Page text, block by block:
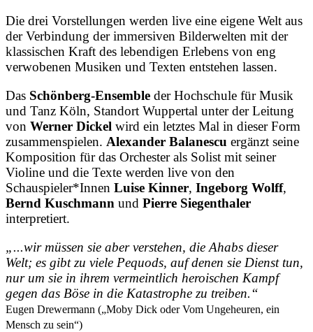
Die drei Vorstellungen werden live eine eigene Welt aus
der Verbindung der immersiven Bilderwelten mit der
klassischen Kraft des lebendigen Erlebens von eng
verwobenen Musiken und Texten entstehen lassen.
Das Schönberg-Ensemble der Hochschule für Musik
und Tanz Köln, Standort Wuppertal unter der Leitung
von Werner Dickel wird ein letztes Mal in dieser Form
zusammenspielen. Alexander Balanescu ergänzt seine
Komposition für das Orchester als Solist mit seiner
Violine und die Texte werden live von den
Schauspieler*Innen Luise Kinner, Ingeborg Wolff,
Bernd Kuschmann und Pierre Siegenthaler
interpretiert.
„...wir müssen sie aber verstehen, die Ahabs dieser
Welt; es gibt zu viele Pequods, auf denen sie Dienst tun,
nur um sie in ihrem vermeintlich heroischen Kampf
gegen das Böse in die Katastrophe zu treiben.“
Eugen Drewermann („Moby Dick oder Vom Ungeheuren, ein
Mensch zu sein“)